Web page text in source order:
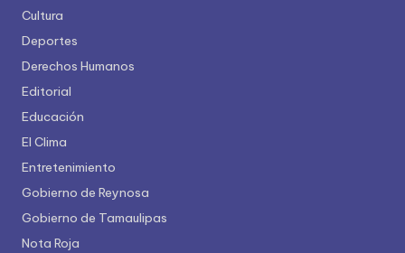
Cultura
Deportes
Derechos Humanos
Editorial
Educación
El Clima
Entretenimiento
Gobierno de Reynosa
Gobierno de Tamaulipas
Nota Roja